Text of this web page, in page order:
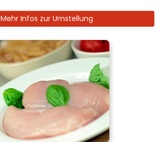
Mehr Infos zur Umstellung